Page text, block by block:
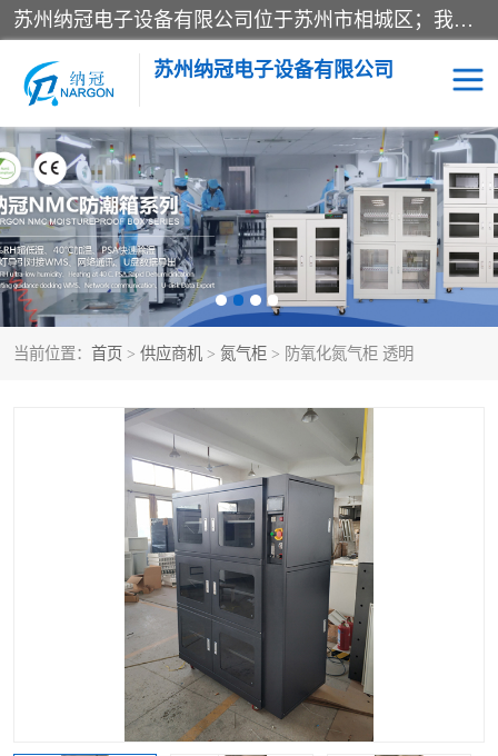
苏州纳冠电子设备有限公司位于苏州市相城区；我司依托国外先进技术结合国内用户的需求，为客户提供具有WMS功能的超低湿快速除湿电子防潮，压缩空气连续干燥柜、智能物料管理氮气储物柜、自制氮氮气柜、防潮氮气组合柜、不锈钢洁净氮气柜、洁净储物柜、石墨舟柜、亮灯导引丝网板存储柜、PCB柔性板气密干燥柜等
苏州纳冠电子设备有限公司
当前位置： 首页 > 供应商机 > 氮气柜 > 防氧化氮气柜 透明
电子防潮箱 氮气柜
智能料架 干燥箱